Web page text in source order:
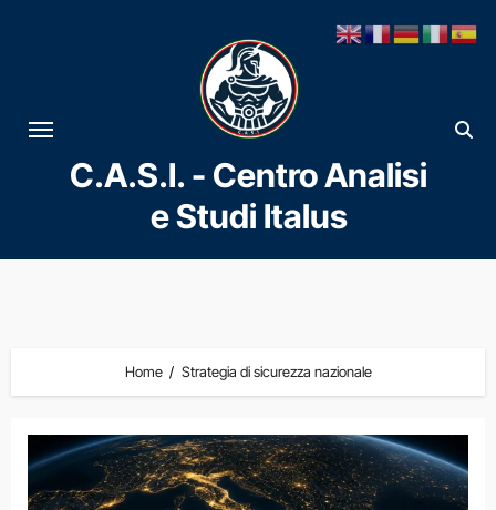
al
contenuto
C.A.S.I. - Centro Analisi
e Studi Italus
Home Strategia di sicurezza nazionale